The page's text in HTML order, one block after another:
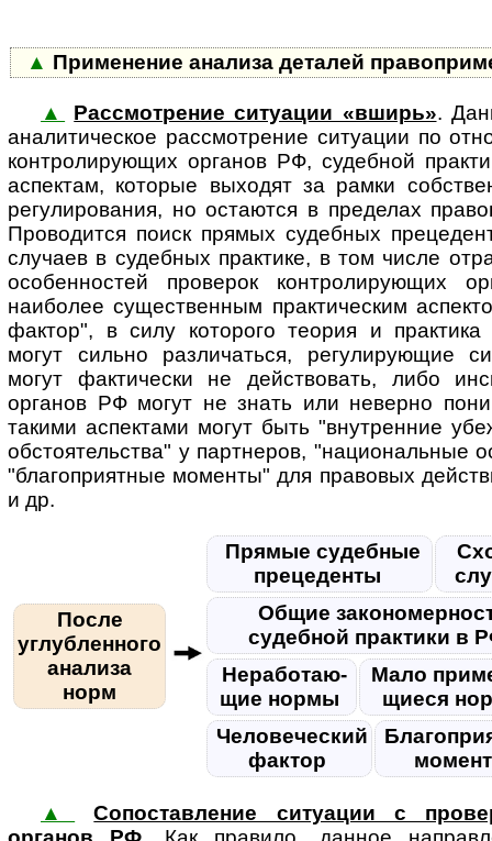
▲ Применение анализа деталей
▲ Рассмотрение ситуации «вширь».
ана­ли­ти­чес­кое рассмотрение си­ту­а­ции по
контролирующих органов РФ, судебной
аспектам, которые выходят за рамки
регулирования, но остаются в пределах
Проводится поиск прямых судебных
случаев в судебных практике, в том числе
особенностей проверок контролирующих
наиболее существенным практическим
фактор", в силу которого теория и практика
могут сильно различаться, регулирующие
могут фактически не действовать, либо
органов РФ могут не знать или неверно
такими аспектами могут быть "внутренние
обстоятельства" у партнеров, "национальные
"благоприятные моменты" для правовых
и др.
После
углубленного
анализа
норм
Прямые судебные
прецеденты
Общие
судебной практики в
Нера­бо­та­ю­
щие нормы
Мало
щи­еся
Человеческий
фактор
▲
Сопоставление ситуации с